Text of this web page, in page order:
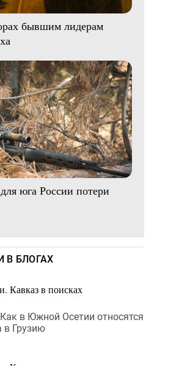
бывшим лидерам
юга России потери
В БЛОГАХ
Кавказ в поисках
в Южной Осетии относятся
в Грузию